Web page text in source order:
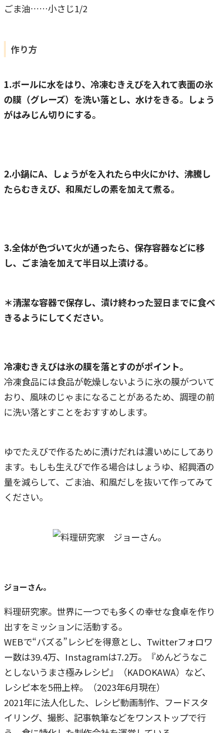
ごま油……小さじ1/2
作り方
1.ボールに水をはり、冷凍むきえびを入れて表面の氷
の膜（グレーズ）を洗い落とし、水けをきる。しょう
がはみじん切りにする。
2.小鍋にA、しょうがを入れたら中火にかけ、沸騰し
たらむきえび、和風だしの素を加えて煮る。
3.全体が色づいて火が通ったら、保存容器などに移
し、ごま油を加えて半日以上漬ける。
＊清潔な容器で保存し、漬け終わった翌日までに食べ
きるようにしてください。
冷凍むきえびは氷の膜を落とすのがポイント。
冷凍食品には食品が乾燥しないように氷の膜がついて
おり、風味のじゃまになることがあるため、調理の前
に洗い落とすことをおすすめします。
ゆでたえびで作るために漬けだれは濃いめにしてあり
ます。もしも生えびで作る場合はしょうゆ、紹興酒の
量を減らして、ごま油、和風だしを抜いて作ってみて
ください。
ジョーさん。
料理研究家。世界に一つでも多くの幸せな食卓を作り
出すをミッションに活動する。
WEBで“バズる”レシピを得意とし、Twitterフォロワ
ー数は39.4万、Instagramは7.2万。『めんどうなこ
としないうまさ極みレシピ』（KADOKAWA）など、
レシピ本を5冊上梓。（2023年6月現在）
2021年に法人化した、レシピ動画制作、フードスタ
イリング、撮影、記事執筆などをワンストップで行